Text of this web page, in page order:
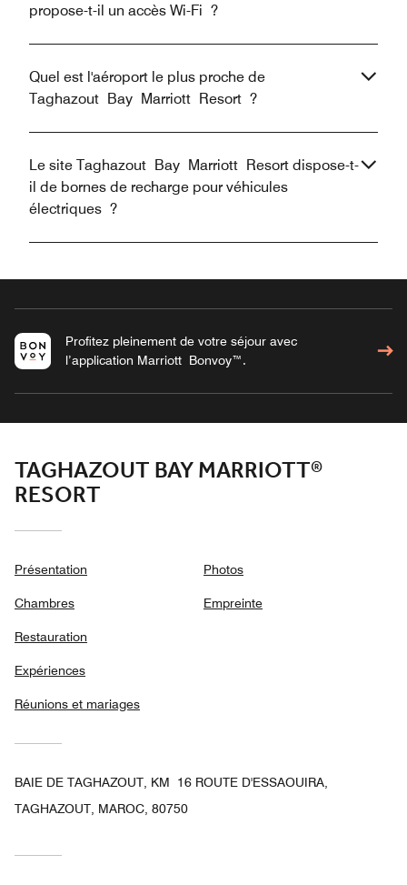
propose-t-il un accès Wi-Fi ?
Quel est l'aéroport le plus proche de
Taghazout Bay Marriott Resort ?
Le site Taghazout Bay Marriott Resort dispose-t-
il de bornes de recharge pour véhicules
électriques ?
Profitez pleinement de votre séjour avec
l’application Marriott Bonvoy™.
TAGHAZOUT BAY MARRIOTT®
RESORT
Présentation
Chambres
Restauration
Expériences
Réunions et mariages
Photos
Empreinte
BAIE DE TAGHAZOUT, KM 16 ROUTE D'ESSAOUIRA,
TAGHAZOUT, MAROC, 80750